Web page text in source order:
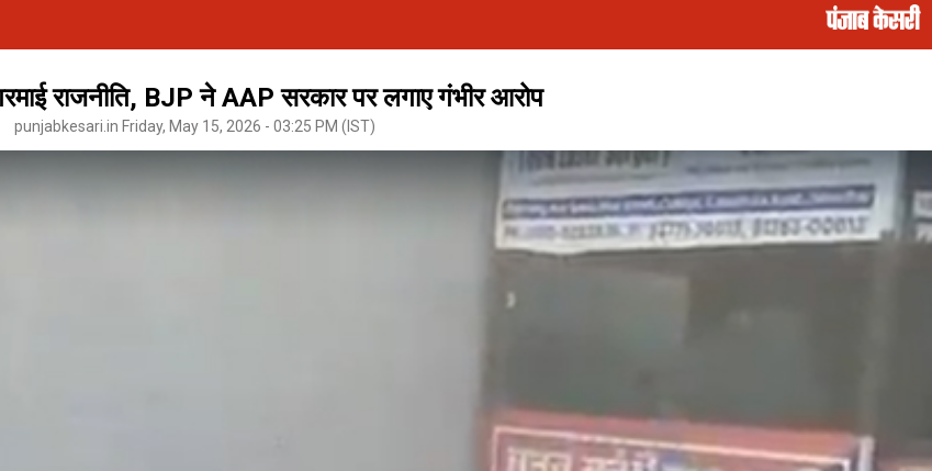
राजनीति, BJP ने AAP सरकार पर लगाए गंभीर आरोप
punjabkesari.in Friday, May 15, 2026 - 03:25 PM (IST)